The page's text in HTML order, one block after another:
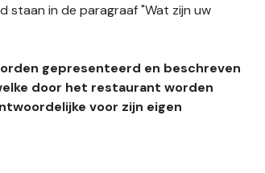
in de paragraaf "Wat zijn uw
gepresenteerd en beschreven
door het restaurant worden
voor zijn eigen